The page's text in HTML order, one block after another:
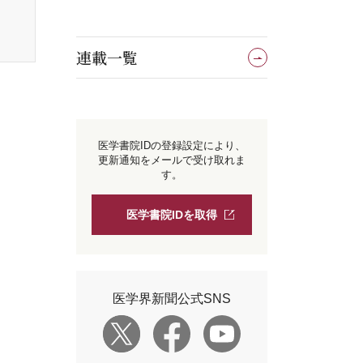
連載一覧
医学書院IDの登録設定により、
更新通知をメールで受け取れま
す。
医学書院IDを取得
医学界新聞公式SNS